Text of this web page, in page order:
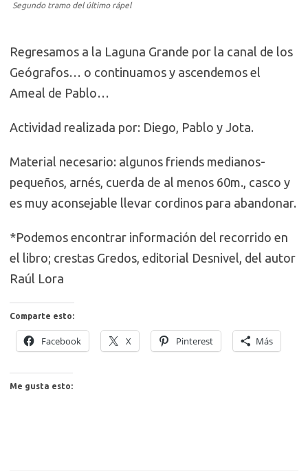
Segundo tramo del último rápel
Regresamos a la Laguna Grande por la canal de los
Geógrafos… o continuamos y ascendemos el
Ameal de Pablo…
Actividad realizada por: Diego, Pablo y Jota.
Material necesario: algunos friends medianos-
pequeños, arnés, cuerda de al menos 60m., casco y
es muy aconsejable llevar cordinos para abandonar.
*Podemos encontrar información del recorrido en
el libro; crestas Gredos, editorial Desnivel, del autor
Raúl Lora
Comparte esto:
Facebook X Pinterest Más
Me gusta esto: